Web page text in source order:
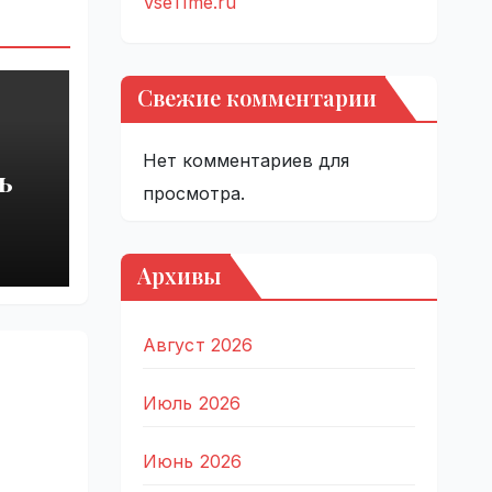
Свежие комментарии
Нет комментариев для
просмотра.
Архивы
Август 2026
Июль 2026
Июнь 2026